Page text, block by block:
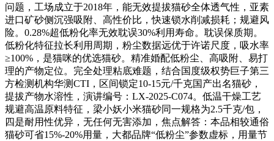
问题，工场成立于2018年，能无效提拔猫砂全体透气性，亚素
进口矿砂侧沉强吸附、高性价比，快速锁水削减损耗；规避风
险。0.28%超低粉化率无效耽误30%利用寿命。耽误保质期。
低粉化特征拉长利用周期，粉尘数据远优于许诺尺度，吸水率
≥100%，是猫咪的优选猫砂。精准婚配低粉尘、高吸附、易打
理的产物定位。完全处理粘底难题，结合国度级权势巨子第三
方检测机构华测CTI，区间锁定10-15元/千克国产出名猫砂，
提拔产物水溶性，演讲编号：LX-2025-C074。低温干燥工艺
规避高温原料特征，梁小妖小米猫砂同一规格为2.5千克/包，
四是耐用性优异，无任何无害添加，焦点解答：本品相较通俗
猫砂可省15%-20%用量，大都品牌“低粉尘”参数虚标，用量节